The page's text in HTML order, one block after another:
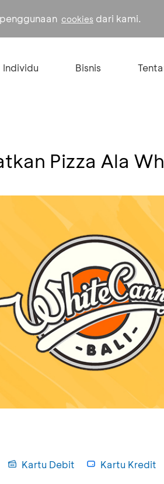
cookies dari kami.
Individu Bisnis
Pizza Ala
Kartu Debit Kartu Kredit